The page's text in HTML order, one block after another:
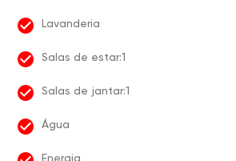
Lavanderia
Salas de estar:1
Salas de jantar:1
Água
Energia